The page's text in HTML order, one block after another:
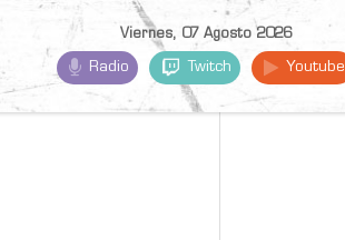
Viernes, 07 Agosto 2026
Radio Twitch Youtube